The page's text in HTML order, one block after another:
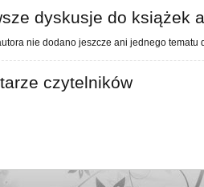
dyskusje do książek
nie dodano jeszcze ani jednego tematu
czytelników